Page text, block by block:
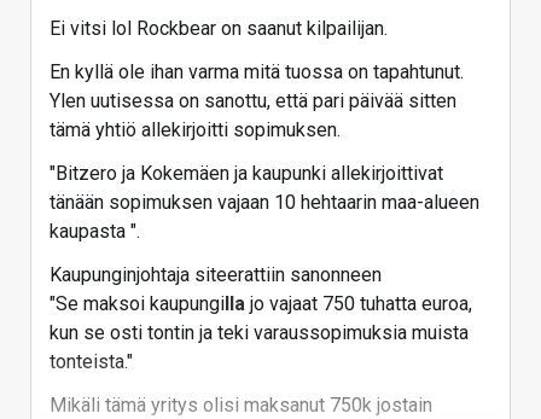
Ei vitsi lol Rockbear on saanut kilpailijan.
En kyllä ole ihan varma mitä tuossa on tapahtunut.
Ylen uutisessa on sanottu, että pari päivää sitten
tämä yhtiö allekirjoitti sopimuksen.
"Bitzero ja Kokemäen ja kaupunki allekirjoittivat
tänään sopimuksen vajaan 10 hehtaarin maa-alueen
kaupasta ".
Kaupunginjohtaja siteerattiin sanonneen
"Se maksoi kaupungi lla jo vajaat 750 tuhatta euroa,
kun se osti tontin ja teki varaussopimuksia muista
tonteista."
Mikäli tämä yritys olisi maksanut 750k jostain